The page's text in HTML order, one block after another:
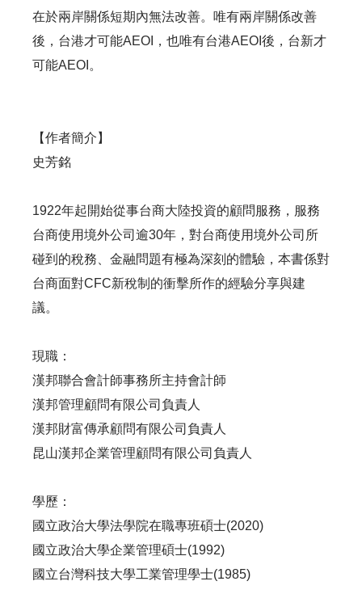
在於兩岸關係短期內無法改善。唯有兩岸關係改善
後，台港才可能AEOI，也唯有台港AEOI後，台新才
可能AEOI。
【作者簡介】
史芳銘
1922年起開始從事台商大陸投資的顧問服務，服務
台商使用境外公司逾30年，對台商使用境外公司所
碰到的稅務、金融問題有極為深刻的體驗，本書係對
台商面對CFC新稅制的衝擊所作的經驗分享與建
議。
現職：
漢邦聯合會計師事務所主持會計師
漢邦管理顧問有限公司負責人
漢邦財富傳承顧問有限公司負責人
昆山漢邦企業管理顧問有限公司負責人
學歷：
國立政治大學法學院在職專班碩士(2020)
國立政治大學企業管理碩士(1992)
國立台灣科技大學工業管理學士(1985)